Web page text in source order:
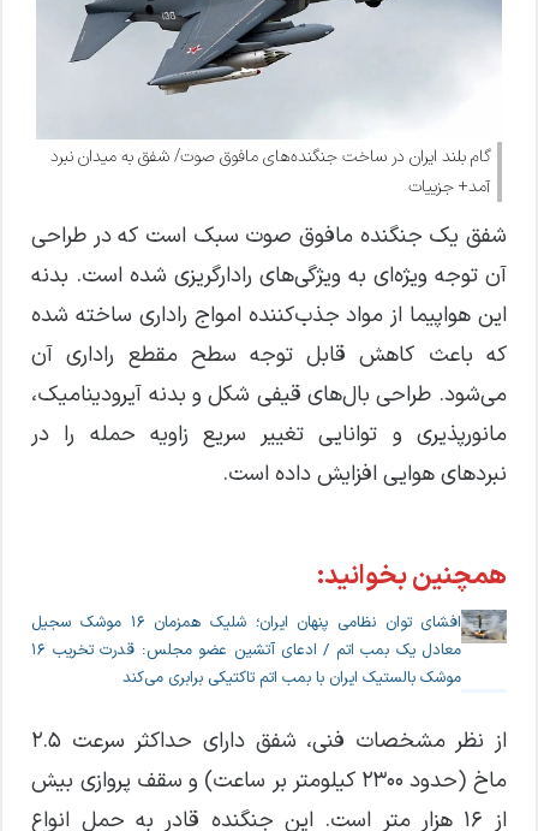
گام بلند ایران در ساخت جنگنده‌های مافوق صوت/ شفق به میدان نبرد
آمد+ جزییات
شفق یک جنگنده مافوق صوت سبک است که در طراحی
آن توجه ویژه‌ای به ویژگی‌های رادارگریزی شده است. بدنه
این هواپیما از مواد جذب‌کننده امواج راداری ساخته شده
که باعث کاهش قابل توجه سطح مقطع راداری آن
می‌شود. طراحی بال‌های قیفی شکل و بدنه آیرودینامیک،
مانورپذیری و توانایی تغییر سریع زاویه حمله را در
نبردهای هوایی افزایش داده است.
همچنین بخوانید:
افشای توان نظامی پنهان ایران؛ شلیک همزمان ۱۶ موشک سجیل
معادل یک بمب اتم / ادعای آتشین عضو مجلس: قدرت تخریب ۱۶
موشک بالستیک ایران با بمب اتم تاکتیکی برابری می‌کند
از نظر مشخصات فنی، شفق دارای حداکثر سرعت ۲.۵
ماخ (حدود ۲۳۰۰ کیلومتر بر ساعت) و سقف پروازی بیش
از ۱۶ هزار متر است. این جنگنده قادر به حمل انواع